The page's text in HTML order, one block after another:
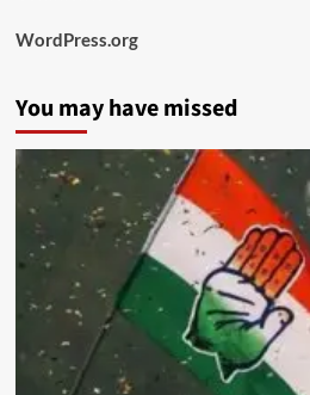
WordPress.org
You may have missed